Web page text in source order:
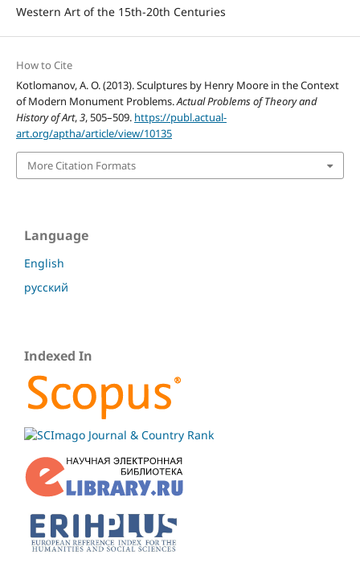
Western Art of the 15th-20th Centuries
How to Cite
Kotlomanov, A. O. (2013). Sculptures by Henry Moore in the Context
of Modern Monument Problems.Actual Problems of Theory and
History of Art,3, 505–509. https://publ.actual-
art.org/aptha/article/view/10135
More Citation Formats
Language
English
русский
Indexed In